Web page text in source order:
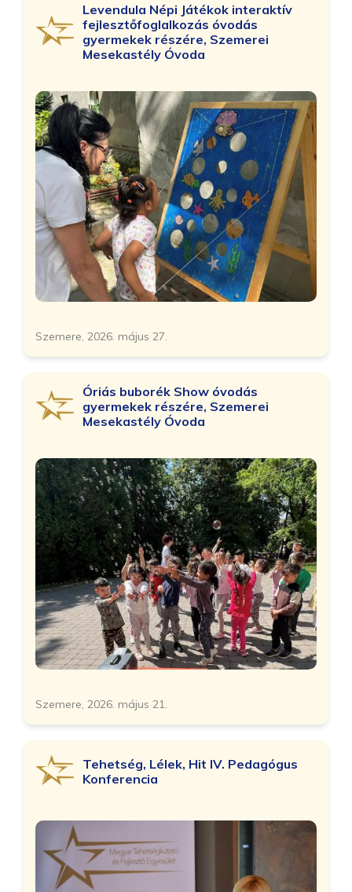
Levendula Népi Játékok interaktív
fejlesztőfoglalkozás óvodás
gyermekek részére, Szemerei
Mesekastély Óvoda
Szemere, 2026. május 27.
Óriás buborék Show óvodás
gyermekek részére, Szemerei
Mesekastély Óvoda
Szemere, 2026. május 21.
Tehetség, Lélek, Hit IV. Pedagógus
Konferencia